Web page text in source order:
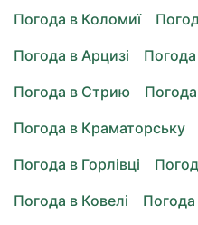
Погода в Коломиї
Погода в Арцизі
Погода в Стрию
Погода в Краматорську
Погода в Горлівці
Погода в Ковелі
Погода